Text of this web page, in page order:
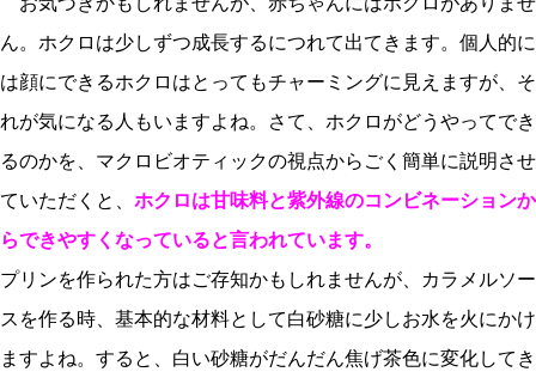
ん。ホクロは少しずつ成長するにつれて出てきます。個人的に
は顔にできるホクロはとってもチャーミングに見えますが、そ
れが気になる人もいますよね。さて、ホクロがどうやってでき
るのかを、マクロビオティックの視点からごく簡単に説明させ
ていただくと、 ホクロは甘味料と紫外線のコンビネーションか
らできやすくなっていると言われています。
プリンを作られた方はご存知かもしれませんが、カラメルソー
スを作る時、基本的な材料として白砂糖に少しお水を火にかけ
ますよね。すると、白い砂糖がだんだん焦げ茶色に変化してき